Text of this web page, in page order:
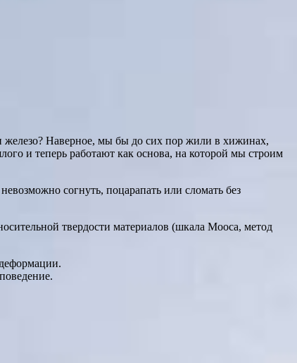
железо? Наверное, мы бы до сих пор жили в хижинах,
и теперь работают как основа, на которой мы строим
согнуть, поцарапать или сломать без
твердости материалов (шкала Мооса, метод